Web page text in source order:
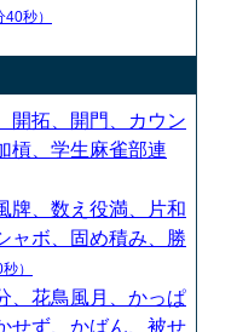
40秒）
開拓、開門、カウン
槓、学生麻雀部連
牌、数え役満、片和
ャボ、固め積み、勝
）
、花鳥風月、かっぱ
せず、かばん、被せ